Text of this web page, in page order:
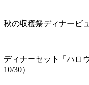
秋の収穫祭ディナービ
ディナーセット「ハロ
10/30）